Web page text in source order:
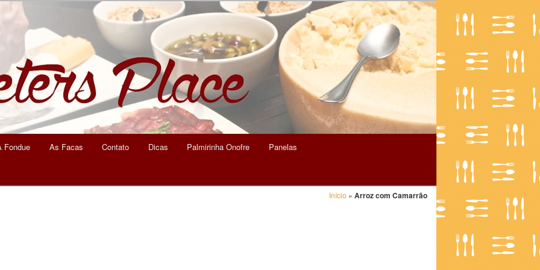
Place
Fondue As Facas Contato Dicas Palmirinha Onofre Panelas
Início » Arroz com Camarrão